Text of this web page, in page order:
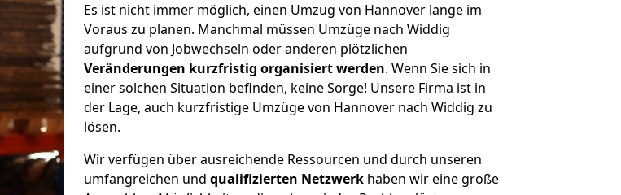
Es ist nicht immer möglich, einen Umzug von Hannover lange im
Voraus zu planen. Manchmal müssen Umzüge nach Widdig
aufgrund von Jobwechseln oder anderen plötzlichen
Veränderungen kurzfristig organisiert werden. Wenn Sie sich in
einer solchen Situation befinden, keine Sorge! Unsere Firma ist in
der Lage, auch kurzfristige Umzüge von Hannover nach Widdig zu
lösen.
Wir verfügen über ausreichende Ressourcen und durch unseren
umfangreichen und qualifizierten Netzwerk haben wir eine große